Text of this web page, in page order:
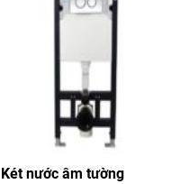
Két nước âm tường